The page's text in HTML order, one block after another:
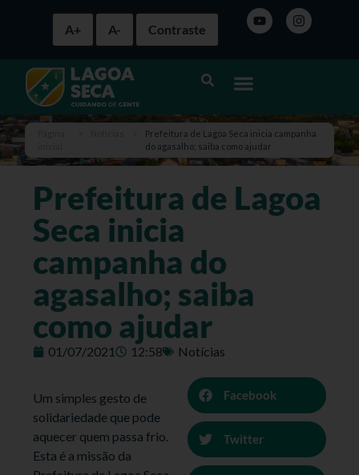
A+ A- Contraste
Prefeitura de Lagoa Seca inicia campanha
do agasalho; saiba como ajudar
Prefeitura de Lagoa
Seca inicia
campanha do
agasalho; saiba
como ajudar
01/07/2021 12:58 Notícias
Um simples gesto de
solidariedade que pode
aquecer quem passa frio.
Esta é a missão da
Facebook
Twitter